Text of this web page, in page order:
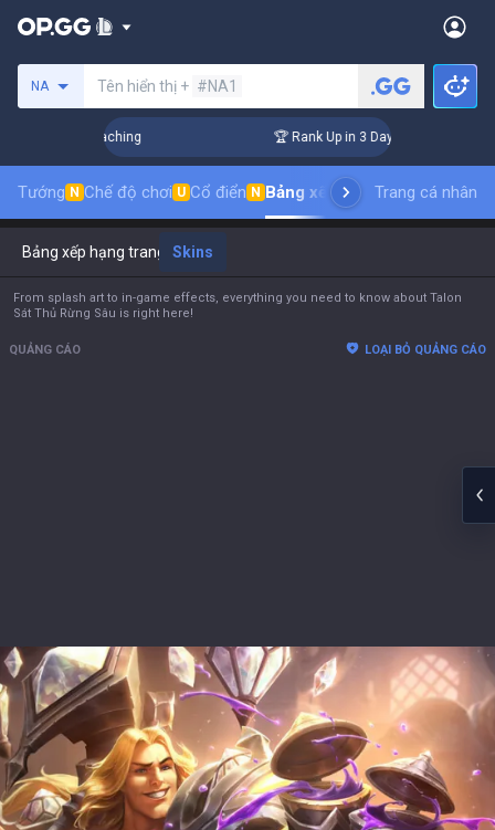
NA Tên hiển thị + #NA1
Coaching 🏆 Rank Up in 3 Days! Challenger
Tướng N Chế độ chơi U Cổ điển N Bảng xếp hạng trang phụcthứ
Trang cá nhân
Bảng xếp hạng trang phục
Skins
From splash art to in-game effects, everything you need to know about Talon
Sát Thủ Rừng Sâu is right here!
QUẢNG CÁO LOẠI BỎ QUẢNG CÁO